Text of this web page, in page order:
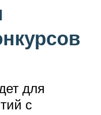
для
с